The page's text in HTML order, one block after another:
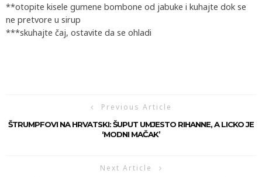
**otopite kisele gumene bombone od jabuke i kuhajte dok se
ne pretvore u sirup
***skuhajte čaj, ostavite da se ohladi
Previous Article
ŠTRUMPFOVI NA HRVATSKI: ŠUPUT UMJESTO RIHANNE, A LICKO JE
‘MODNI MAČAK’
Next Article